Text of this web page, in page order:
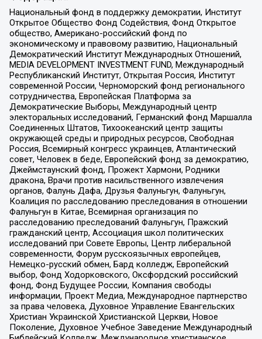
Национальный фонд в поддержку демократии, Институт
Открытое Общество Фонд Содействия, Фонд Открытое
общество, Американо-российский фонд по
экономическому и правовому развитию, Национальный
Демократический Институт Международных Отношений,
MEDIA DEVELOPMENT INVESTMENT FUND, Международный
Республиканский Институт, Открытая Россия, Институт
современной России, Черноморский фонд регионального
сотрудничества, Европейская Платформа за
Демократические Выборы, Международный центр
электоральных исследований, Германский фонд Маршалла
Соединенных Штатов, Тихоокеанский центр защиты
окружающей среды и природных ресурсов, Свободная
Россия, Всемирный конгресс украинцев, Атлантический
совет, Человек в беде, Европейский фонд за демократию,
Джеймстаунский фонд, Прожект Хармони, Родники
дракона, Врачи против насильственного извлечения
органов, Фалунь Дафа, Друзья Фалуньгун, Фалуньгун,
Коалиция по расследованию преследования в отношении
Фалуньгун в Китае, Всемирная организация по
расследованию преследований Фалуньгун, Пражский
гражданский центр, Ассоциация школ политических
исследований при Совете Европы, Центр либеральной
современности, Форум русскоязычных европейцев,
Немецко-русский обмен, Бард колледж, Европейский
выбор, Фонд Ходорковского, Оксфордский российский
фонд, Фонд Будущее России, Компания свободы
информации, Проект Медиа, Международное партнерство
за права человека, Духовное Управление Евангельских
Христиан Украинской Христианской Церкви, Новое
Поколение, Духовное Учебное Заведение Международный